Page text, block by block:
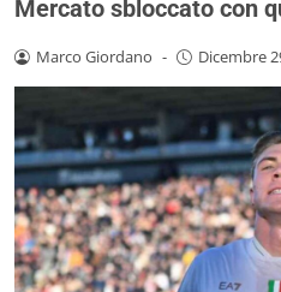
Mercato sbloccato con
Marco Giordano - Dicembre